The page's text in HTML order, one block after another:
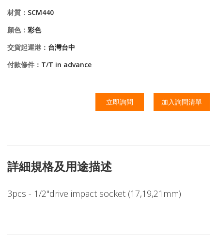
材質： SCM440
顏色： 彩色
交貨起運港： 台灣台中
付款條件： T/T in advance
立即詢問 加入詢問清單
詳細規格及用途描述
3pcs - 1/2"drive impact socket (17,19,21mm)